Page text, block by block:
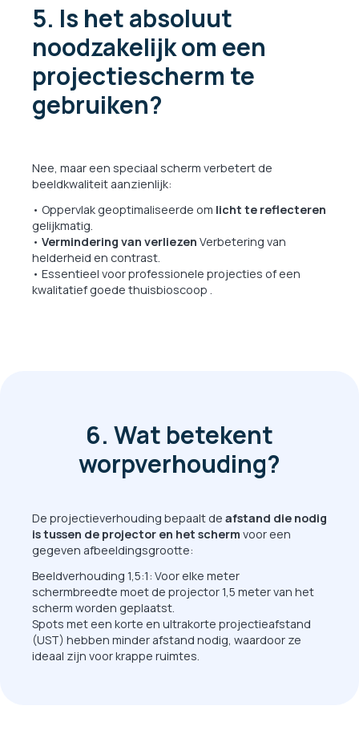
5. Is het absoluut
noodzakelijk om een ​​
projectiescherm te
gebruiken?
Nee, maar een speciaal scherm verbetert de
beeldkwaliteit aanzienlijk:
• Oppervlak geoptimaliseerde om licht te reflecteren
gelijkmatig.
• Vermindering van verliezen Verbetering van
helderheid en contrast.
• Essentieel voor professionele projecties of een
kwalitatief goede thuisbioscoop .
6. Wat betekent
worpverhouding?
De projectieverhouding bepaalt de afstand die nodig
is tussen de projector en het scherm voor een
gegeven afbeeldingsgrootte:
Beeldverhouding 1,5:1: Voor elke meter
schermbreedte moet de projector 1,5 meter van het
scherm worden geplaatst.
Spots met een korte en ultrakorte projectieafstand
(UST) hebben minder afstand nodig, waardoor ze
ideaal zijn voor krappe ruimtes.